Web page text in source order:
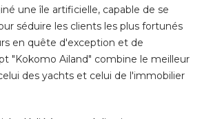
une île artificielle, capable de se
séduire les clients les plus fortunés
en quête d'exception et de
"Kokomo Ailand" combine le meilleur
des yachts et celui de l'immobilier